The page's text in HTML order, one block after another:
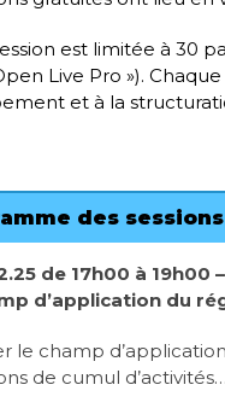
est limitée à 30
Live Pro »).
et à la
des
de 17h00 à 19h00
d’application du
le champ
de cumul